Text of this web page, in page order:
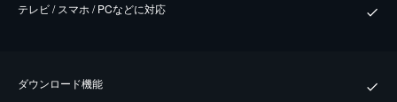
テレビ / スマホ / PCなどに対応
ダウンロード機能